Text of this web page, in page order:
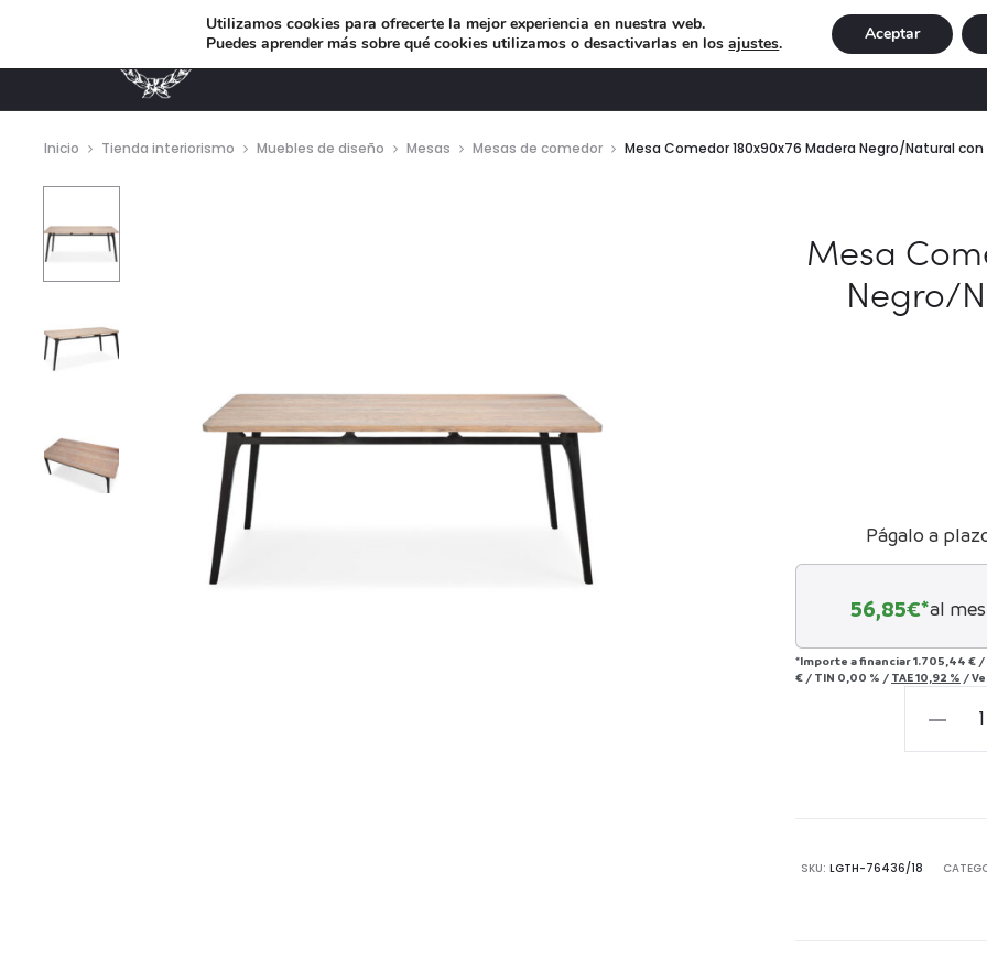
MUEBLES DE DISEÑO ILUMINACIÓN NAVIDAD
Inicio Tienda interiorismo Muebles de diseño Mesas Mesas de comedor Mesa Comedor 180x90x76 Madera Negro/Natural con
Mesa
Negro/
Págalo a
56,85€*al
*Importe a financiar1.705,44 € /
€ / TIN 0,00 % / TAE10,92 % /
con
SKU: LGTH-76436/18
Utilizamos cookies para ofrecerte la mejor experiencia en nuestra web.
Puedes aprender más sobre qué cookies utilizamos o desactivarlas en losajustes. Aceptar